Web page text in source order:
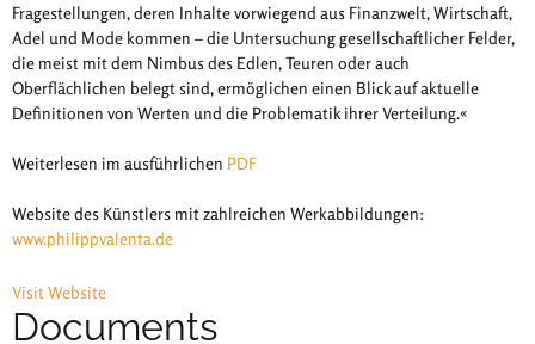
Fragestellungen, deren Inhalte vorwiegend aus Finanzwelt, Wirtschaft,
Adel und Mode kommen – die Untersuchung gesellschaftlicher Felder,
die meist mit dem Nimbus des Edlen, Teuren oder auch
Oberflächlichen belegt sind, ermöglichen einen Blick auf aktuelle
Definitionen von Werten und die Problematik ihrer Verteilung.«
Weiterlesen im ausführlichen PDF
Website des Künstlers mit zahlreichen Werkabbildungen:
www.philippvalenta.de
Visit Website
Documents